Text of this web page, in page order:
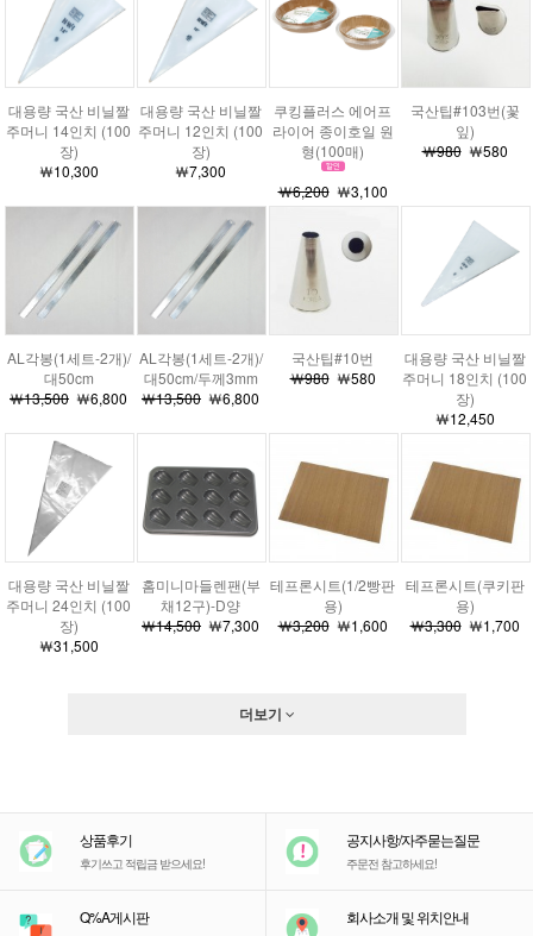
대용량 국산 비닐짤
주머니 14인치 (100
장)
￦10,300
대용량 국산 비닐짤
주머니 12인치 (100
장)
￦7,300
쿠킹플러스 에어프
라이어 종이호일 원
형(100매)
￦6,200￦3,100
국산팁#103번(꽃
잎)
￦980￦580
AL각봉(1세트-2개)/
대50cm
￦13,500 ￦6,800
AL각봉(1세트-2개)/
대50cm/두께3mm
￦13,500 ￦6,800
국산팁#10번
￦980￦580
대용량 국산 비닐짤
주머니 18인치 (100
장)
￦12,450
대용량 국산 비닐짤
주머니 24인치 (100
장)
￦31,500
홈미니마들렌팬(부
채12구)-D양
￦14,500 ￦7,300
테프론시트(1/2빵판
용)
￦3,200￦1,600
테프론시트(쿠키판
용)
￦3,300￦1,700
더보기
상품후기
후기쓰고 적립금 받으세요!
공지사항/자주묻는질문
주문전 참고하세요!
Q%A게시판 회사소개 및 위치안내